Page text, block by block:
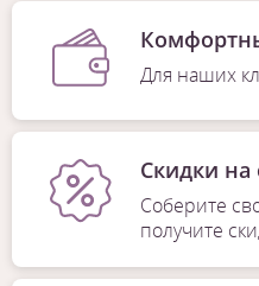
Для наших
Скидки на
Соберите
получите